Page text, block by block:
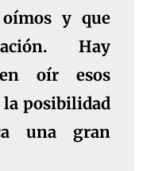
y que
Hay
oír esos
la posibilidad
una gran